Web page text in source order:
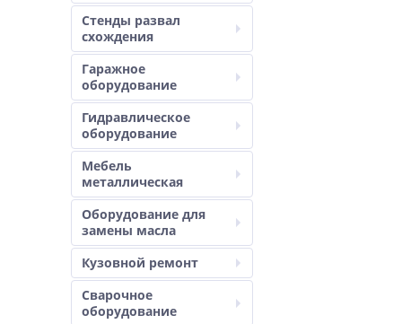
Стенды развал
схождения
Гаражное
оборудование
Гидравлическое
оборудование
Мебель
металлическая
Оборудование для
замены масла
Кузовной ремонт
Сварочное
оборудование